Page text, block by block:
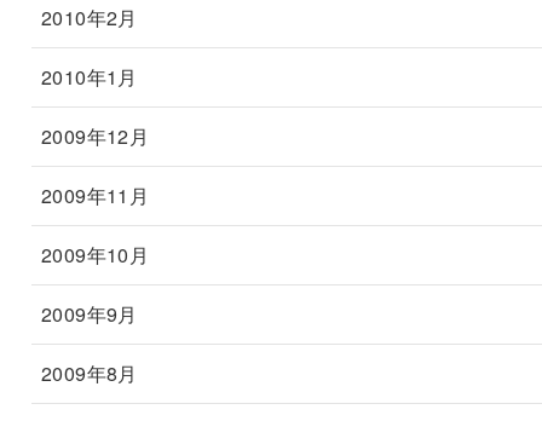
2010年2月
2010年1月
2009年12月
2009年11月
2009年10月
2009年9月
2009年8月